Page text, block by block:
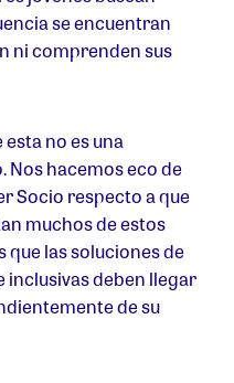
se encuentran
ni comprenden sus
no es una
Nos hacemos eco de
Socio respecto a que
muchos de estos
que las soluciones de
inclusivas deben llegar
de su